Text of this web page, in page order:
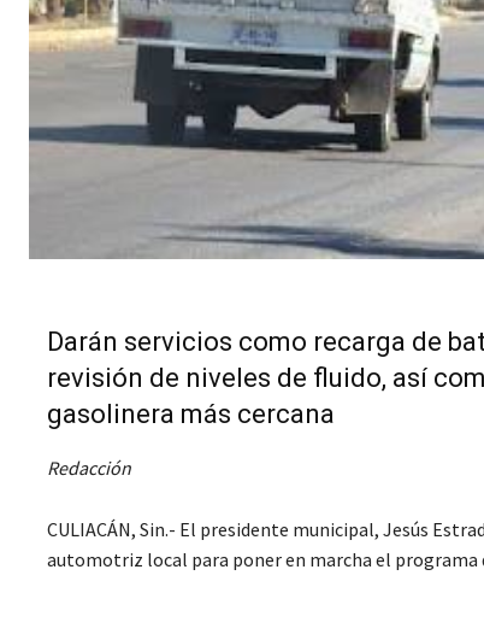
Darán servicios como recarga de
revisión de niveles de fluido, así
gasolinera más cercana
Redacción
CULIACÁN, Sin.- El presidente municipal, Jesús
automotriz local para poner en marcha el programa